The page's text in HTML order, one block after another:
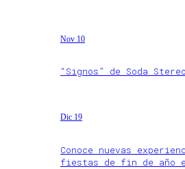
Nov 10
“Signos” de Soda
Dic 19
Conoce nuevas
fiestas de fin de año